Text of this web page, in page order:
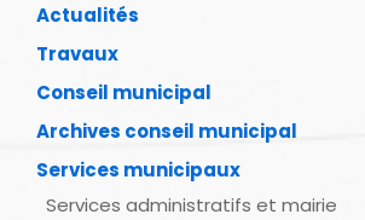
Actualités
Travaux
Conseil municipal
Archives conseil municipal
Services municipaux
Services administratifs et mairie